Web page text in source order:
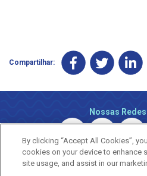
Compartilhar:
Nossas
By clicking “Accept All Cookies”,
cookies on your device to enhance
site usage, and assist in our